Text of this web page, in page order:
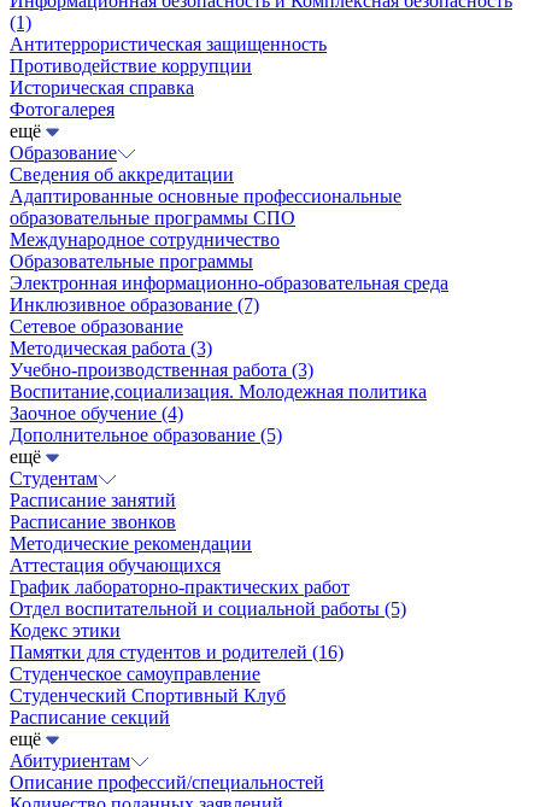
(1)
Антитеррористическая защищенность
Противодействие коррупции
Историческая справка
Фотогалерея
ещё
Образование
Сведения об аккредитации
Адаптированные основные профессиональные
образовательные программы СПО
Международное сотрудничество
Образовательные программы
Электронная информационно-образовательная среда
Инклюзивное образование (7)
Сетевое образование
Методическая работа (3)
Учебно-производственная работа (3)
Воспитание,социализация. Молодежная политика
Заочное обучение (4)
Дополнительное образование (5)
ещё
Студентам
Расписание занятий
Расписание звонков
Методические рекомендации
Аттестация обучающихся
График лабораторно-практических работ
Отдел воспитательной и социальной работы (5)
Кодекс этики
Памятки для студентов и родителей (16)
Студенческое самоуправление
Студенческий Спортивный Клуб
Расписание секций
ещё
Абитуриентам
Описание профессий/специальностей